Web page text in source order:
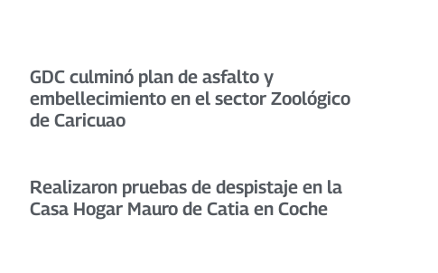
GDC culminó plan de asfalto y
embellecimiento en el sector Zoológico
de Caricuao
Realizaron pruebas de despistaje en la
Casa Hogar Mauro de Catia en Coche